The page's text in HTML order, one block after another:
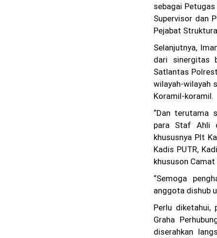
sebagai
Supervisor dan
Pejabat
Selanjutnya,
dari sinergitas
Satlantas
wilayah-wilayah
Koramil-koramil.
“Dan terutama
para Staf Ahli
khususnya Plt
Kadis PUTR,
khususon Camat
“Semoga
anggota dishub
Perlu diketahui,
Graha
diserahkan